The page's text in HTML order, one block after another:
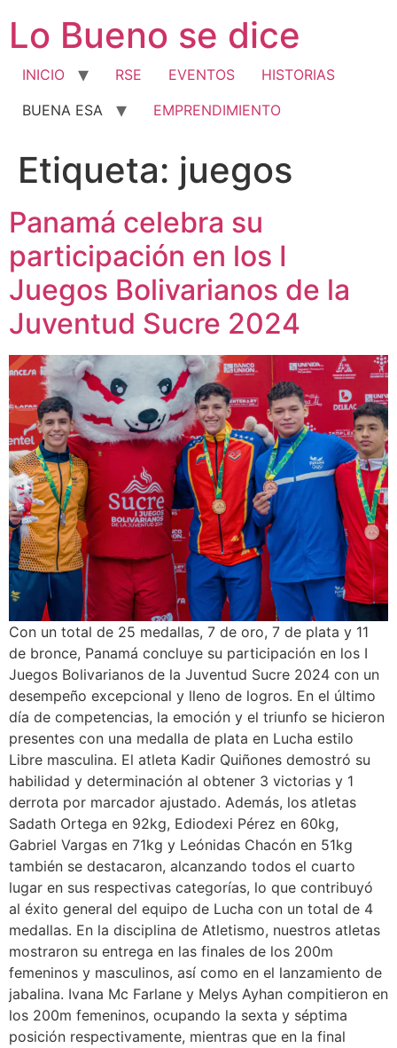
contenido
Lo Bueno se dice
INICIO RSE EVENTOS
HISTORIAS
BUENA ESA
EMPRENDIMIENTO
Etiqueta: juegos
Panamá celebra su
participación en los I
Juegos Bolivarianos de la
Juventud Sucre 2024
Con un total de 25 medallas, 7 de oro, 7 de plata y 11
de bronce, Panamá concluye su participación en los I
Juegos Bolivarianos de la Juventud Sucre 2024 con un
desempeño excepcional y lleno de logros. En el último
día de competencias, la emoción y el triunfo se hicieron
presentes con una medalla de plata en Lucha estilo
Libre masculina. El atleta Kadir Quiñones demostró su
habilidad y determinación al obtener 3 victorias y 1
derrota por marcador ajustado. Además, los atletas
Sadath Ortega en 92kg, Ediodexi Pérez en 60kg,
Gabriel Vargas en 71kg y Leónidas Chacón en 51kg
también se destacaron, alcanzando todos el cuarto
lugar en sus respectivas categorías, lo que contribuyó
al éxito general del equipo de Lucha con un total de 4
medallas. En la disciplina de Atletismo, nuestros atletas
mostraron su entrega en las finales de los 200m
femeninos y masculinos, así como en el lanzamiento de
jabalina. Ivana Mc Farlane y Melys Ayhan compitieron en
los 200m femeninos, ocupando la sexta y séptima
posición respectivamente, mientras que en la final